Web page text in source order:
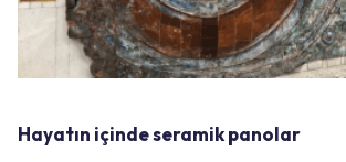
Hayatın içinde seramik panolar